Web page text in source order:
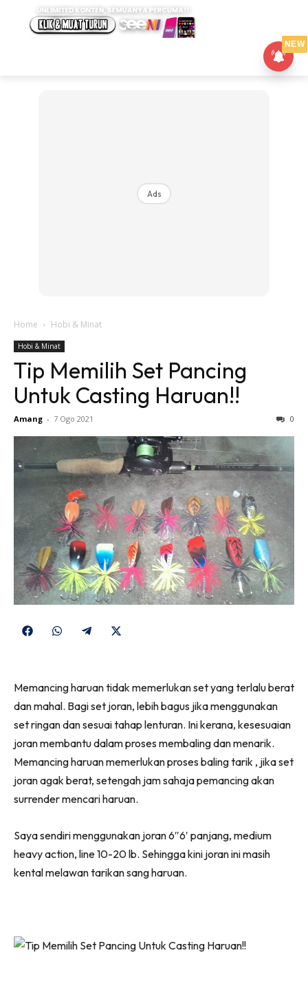
Ads
Home Hobi & Minat
Hobi & Minat
Tip Memilih Set Pancing
Untuk Casting Haruan!!
Amang - 7 Ogo 2021 0
Share
Share
Share
(Twitter)
Memancing haruan tidak memerlukan set yang terlalu berat
dan mahal. Bagi set joran, lebih bagus jika menggunakan
set ringan dan sesuai tahap lenturan. Ini kerana, kesesuaian
joran membantu dalam proses membaling dan menarik.
Memancing haruan memerlukan proses baling tarik , jika set
joran agak berat, setengah jam sahaja pemancing akan
surrender mencari haruan.
Saya sendiri menggunakan joran 6″6′ panjang, medium
heavy action, line 10-20 lb. Sehingga kini joran ini masih
kental melawan tarikan sang haruan.
NEW